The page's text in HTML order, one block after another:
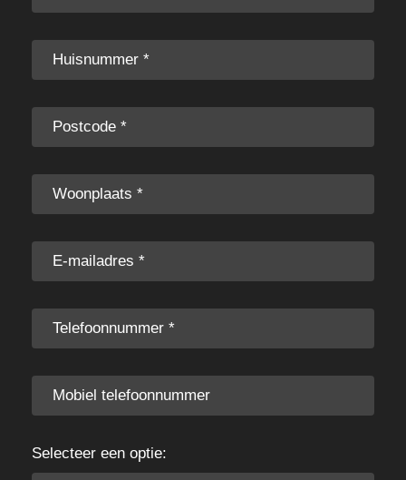
Selecteer een optie: